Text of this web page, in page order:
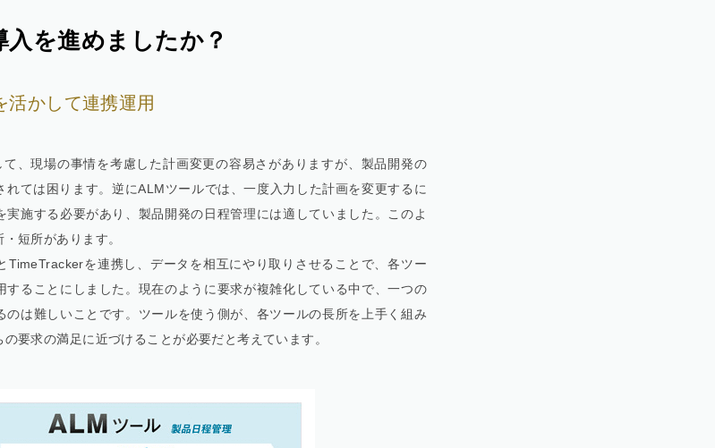
入を進めましたか？
活かして連携運用
、現場の事情を考慮した計画変更の容易さがありますが、製品開発の
れては困ります。逆にALMツールでは、一度入力した計画を変更するに
実施する必要があり、製品開発の日程管理には適していました。このよ
短所があります。
TimeTrackerを連携し、データを相互にやり取りさせることで、各ツー
することにしました。現在のように要求が複雑化している中で、一つの
のは難しいことです。ツールを使う側が、各ツールの長所を上手く組み
要求の満足に近づけることが必要だと考えています。